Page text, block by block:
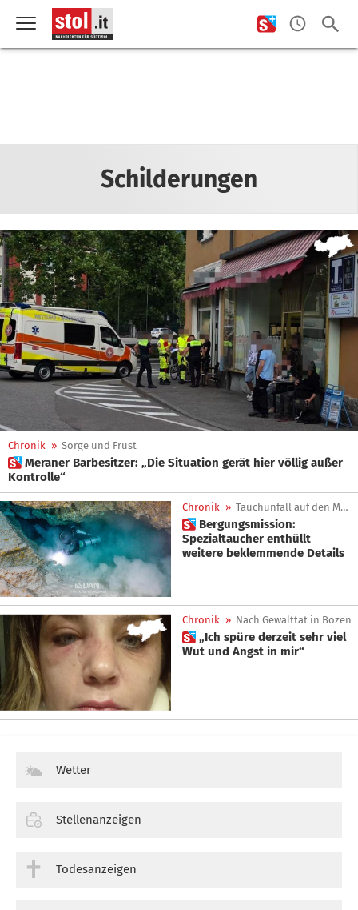
Schilderungen
Chronik » Sorge und Frust
 Meraner Barbesitzer: „Die Situation gerät hier völlig außer
Kontrolle“
Chronik » Tauchunfall auf den Malediven
 Bergungsmission:
Spezialtaucher enthüllt
weitere beklemmende Details
Chronik » Nach Gewalttat in Bozen
 „Ich spüre derzeit sehr viel
Wut und Angst in mir“
Wetter
Stellenanzeigen
Todesanzeigen